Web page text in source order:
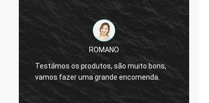
ROMANO
Testámos os produtos, são muito bons,
vamos fazer uma grande encomenda.